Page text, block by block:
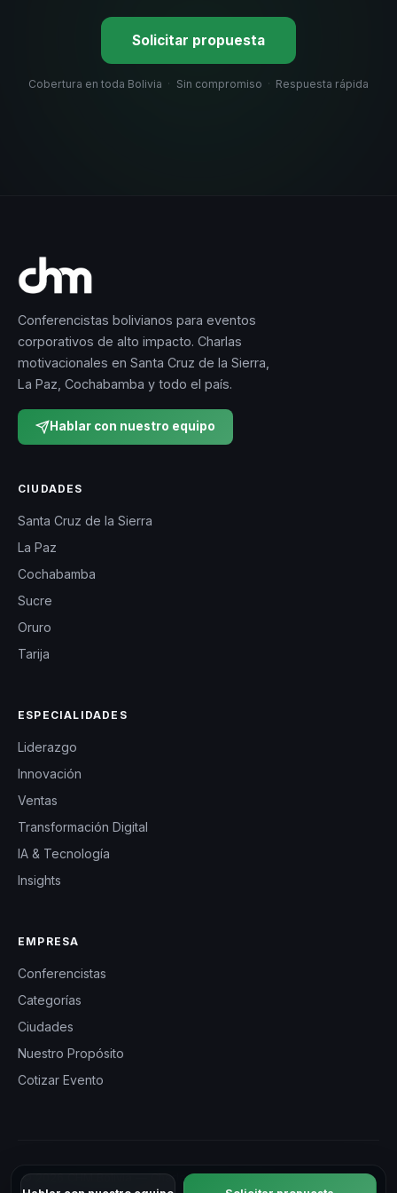
Solicitar propuesta
Cobertura en toda Bolivia · Sin compromiso · Respuesta rápida
Conferencistas bolivianos para eventos
corporativos de alto impacto. Charlas
motivacionales en Santa Cruz de la Sierra,
La Paz, Cochabamba y todo el país.
Hablar con nuestro equipo
CIUDADES
Santa Cruz de la Sierra
La Paz
Cochabamba
Sucre
Oruro
Tarija
ESPECIALIDADES
Liderazgo
Innovación
Ventas
Transformación Digital
IA & Tecnología
Insights
EMPRESA
Conferencistas
Categorías
Ciudades
Nuestro Propósito
Cotizar Evento
© 2026 CHM Bolivia — Charlas Motivacionales en Bolivia. Todos